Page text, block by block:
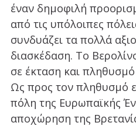
έναν δημοφιλή
από τις υπόλοιπες
συνδυάζει τα πολλά
διασκέδαση. Το
σε έκταση και
Ως προς τον πληθυσμό
πόλη της Ευρωπαϊκής
αποχώρηση της